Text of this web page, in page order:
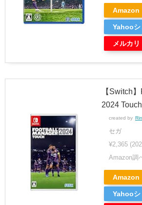
Amazon
Yahooシ
メルカリ
【Switch
2024 Touch
created by
セガ
¥2,365
Amazon調
Amazon
Yahooシ